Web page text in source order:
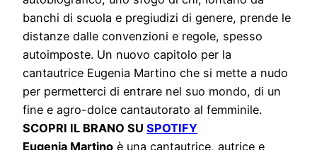
banchi di scuola e pregiudizi di genere, prende le
distanze dalle convenzioni e regole, spesso
autoimposte. Un nuovo capitolo per la
cantautrice Eugenia Martino che si mette a nudo
per permetterci di entrare nel suo mondo, di un
fine e agro-dolce cantautorato al femminile.
SCOPRI IL BRANO SU SPOTIFY
Eugenia Martino è una cantautrice, autrice e